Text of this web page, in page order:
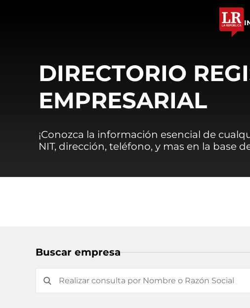
DIRECTORIO
EMPRESARIAL
¡Conozca la información esencial de
NIT, dirección, teléfono, y mas en la base
Buscar empresa